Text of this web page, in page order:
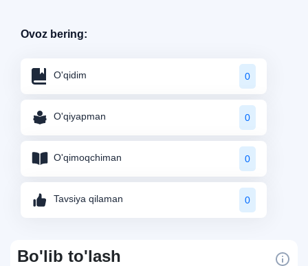
Ovoz bering:
O'qidim 0
O'qiyapman 0
O'qimoqchiman 0
Tavsiya qilaman 0
Bo'lib to'lash